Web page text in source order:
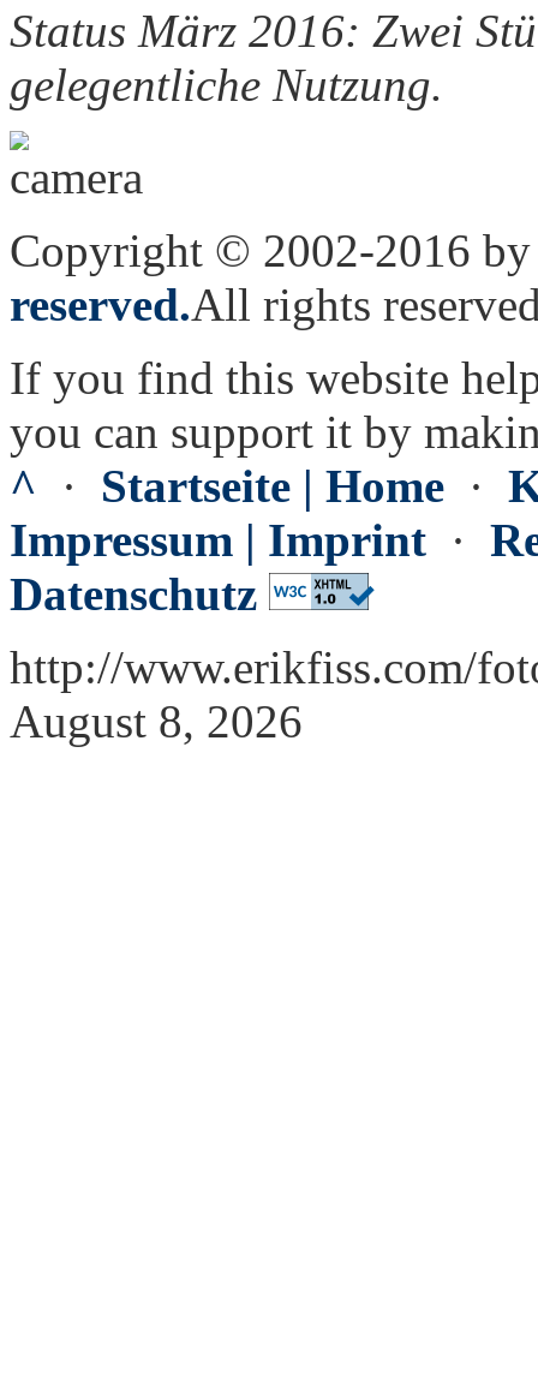
Status März 2016: Zwei
gelegentliche Nutzung.
Copyright © 2002-2016
reserved.All rights
If you find this website
you can support it by
^ · Startseite | Home ·
Impressum | Imprint ·
Datenschutz
http://www.erikfiss.com/
August 8, 2026